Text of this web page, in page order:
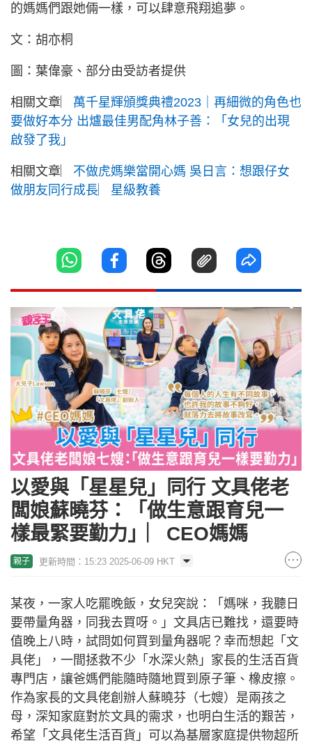
的媽媽們跟她倆一樣，可以肆意飛翔追夢。
文：胡亦桐
圖：葉偉豪、部分由受訪者提供
相關文章︳ 萬千星輝頒獎典禮2023｜再細微的角色也
要做好本分 出爐最佳男配角林子善：「女兒的出現
啟發了我」
相關文章︳ 不做虎媽樂當開心媽 吳日言：想跟仔女
做朋友同行成長︳星級教養
以愛與「星星兒」同行 文具佬老
闆娘蘇曉芬：「做生意跟育兒一
樣最緊要勤力」︳CEO媽媽
親子 更新時間：15:23 2025-06-09 HKT
某夜，一家人吃罷晚飯，女兒突說：「媽咪，我聽日
要帶量角器，同我去買呀。」文具店已難找，還要時
值晚上八時，試問如何買到量角器呢？幸而想起「文
具佬」，一間拯救不少「水深火熱」家長的生活百貨
專門店，讓爸媽們能隨時隨地買到原子筆、橡皮擦。
作為家長的文具佬創辦人蘇曉芬（七嫂）是兩孩之
母，深知家庭對於文具的需求，也明白生活的艱苦，
希望「文具佬生活百貨」可以為基層家庭提供物超所